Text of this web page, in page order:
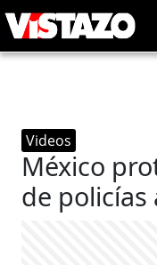
Videos
México
de policías